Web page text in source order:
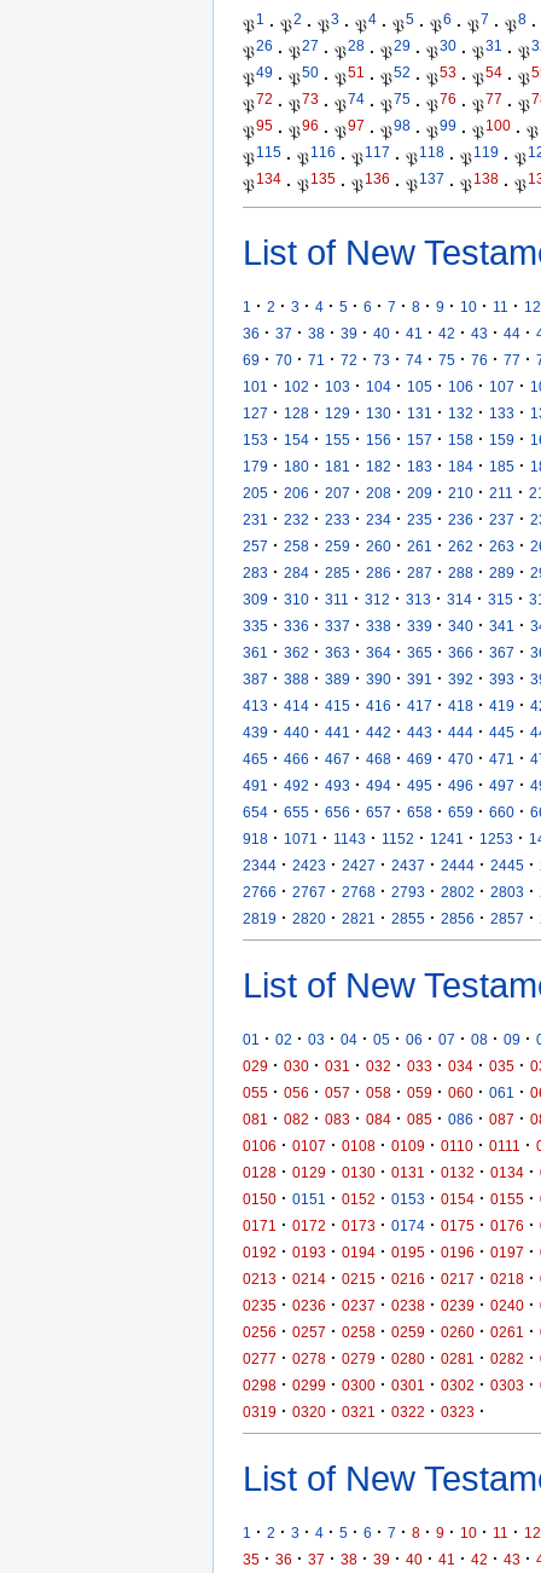
𝔓1 · 𝔓2 · 𝔓3 · 𝔓4 · 𝔓5 · 𝔓6 · 𝔓7 · 𝔓8 ·
𝔓26 · 𝔓27 · 𝔓28 · 𝔓29 · 𝔓30 · 𝔓31 · 𝔓
𝔓49 · 𝔓50 · 𝔓51 · 𝔓52 · 𝔓53 · 𝔓54 · 𝔓
𝔓72 · 𝔓73 · 𝔓74 · 𝔓75 · 𝔓76 · 𝔓77 · 𝔓
𝔓95 · 𝔓96 · 𝔓97 · 𝔓98 · 𝔓99 · 𝔓100 · 𝔓
𝔓115 · 𝔓116 · 𝔓117 · 𝔓118 · 𝔓119 · 𝔓
𝔓134 · 𝔓135 · 𝔓136 · 𝔓137 · 𝔓138 · 𝔓
List of New
1 · 2 · 3 · 4 · 5 · 6 · 7 · 8 · 9 · 10 · 11 · 12
36 · 37 · 38 · 39 · 40 · 41 · 42 · 43 · 44 ·
69 · 70 · 71 · 72 · 73 · 74 · 75 · 76 · 77 ·
101
· 102 · 103 · 104 · 105 · 106 · 107 ·
127 · 128 · 129 · 130 · 131 · 132 · 133 ·
153 · 154 · 155 · 156 · 157 · 158 · 159 ·
179 · 180 · 181 · 182 · 183 · 184 · 185 ·
205 · 206 · 207 · 208 · 209 · 210 · 211 ·
231
· 232 · 233 · 234 · 235 · 236 · 237 ·
257 · 258 · 259 · 260 · 261 · 262 · 263 ·
283 · 284 · 285 · 286 · 287 · 288 · 289 ·
309 · 310 · 311 · 312 · 313 · 314 · 315 ·
335 · 336 · 337 · 338 · 339 · 340 · 341 ·
361
· 362 · 363 · 364 · 365 · 366 · 367 ·
387 · 388 · 389 · 390 · 391 · 392 · 393 ·
413 · 414 · 415 · 416 · 417 · 418 · 419 ·
439 · 440 · 441 · 442 · 443 · 444 · 445 ·
465 · 466 · 467 · 468 · 469 · 470 · 471 ·
491
· 492 · 493 · 494 · 495 · 496 · 497 ·
654 · 655 · 656 · 657 · 658 · 659 · 660 ·
918 · 1071 · 1143 · 1152 · 1241 · 1253 ·
2344 · 2423 · 2427 · 2437 · 2444 · 2445 ·
2766 · 2767 · 2768 · 2793 · 2802 · 2803 ·
2819 · 2820 · 2821 · 2855 · 2856 · 2857 ·
List of New
01 · 02 · 03 · 04 · 05 · 06 · 07 · 08 · 09 ·
029 · 030 · 031 · 032 · 033 · 034 · 035 ·
055 · 056 · 057 · 058 · 059 · 060 · 061 ·
081
· 082 · 083 · 084 · 085 · 086 · 087 ·
0106 · 0107 · 0108 · 0109 · 0110 · 0111 ·
0128 · 0129 · 0130 · 0131 · 0132 · 0134 ·
0150 · 0151 · 0152 · 0153 · 0154 · 0155 ·
0171
· 0172 · 0173 · 0174 · 0175 · 0176 ·
0192 · 0193 · 0194 · 0195 · 0196 · 0197 ·
0213 · 0214 · 0215 · 0216 · 0217 · 0218 ·
0235 · 0236 · 0237 · 0238 · 0239 · 0240 ·
0256 · 0257 · 0258 · 0259 · 0260 · 0261 ·
0277 · 0278 · 0279 · 0280 · 0281 · 0282 ·
0298 · 0299 · 0300 · 0301 · 0302 · 0303 ·
0319 · 0320 · 0321 · 0322 · 0323 ·
List of New
1 · 2 · 3 · 4 · 5 · 6 · 7 · 8 · 9 · 10 · 11 · 12
35 · 36 · 37 · 38 · 39 · 40 · 41 · 42 · 43 ·